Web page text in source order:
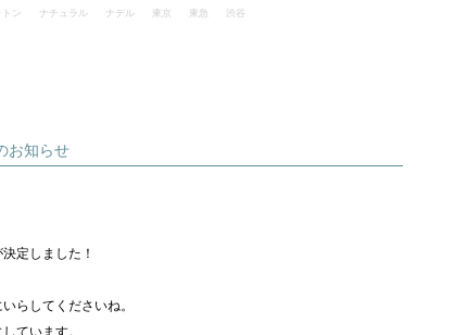
ン ナチュラル ナデル 東京 東急 渋谷
お知らせ
定しました！
らしてくださいね。
ています。